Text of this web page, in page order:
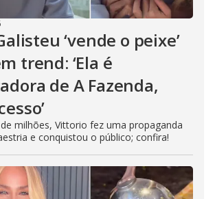
‘vende o peixe’
trend: ‘Ela é
de A Fazenda,
milhões, Vittorio fez uma propaganda
e conquistou o público; confira!